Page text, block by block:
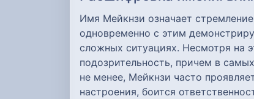
Имя Мейкнзи означает
одновременно с этим
сложных ситуациях. Несмотря на
подозрительность, причем в
не менее, Мейкнзи часто
настроения, боится